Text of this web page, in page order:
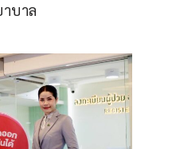
บาล